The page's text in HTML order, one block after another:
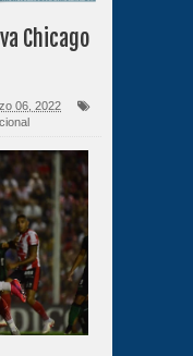
Chicago
06, 2022